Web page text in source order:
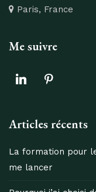
Paris, France
Me suivre
linkedin pinterest
Articles récents
La formation pour
me lancer